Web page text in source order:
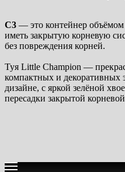
С3 — это контейнер объёмом
иметь закрытую корневую
без повреждения корней.
Туя Little Champion —
компактных и декоративных
дизайне, с яркой зелёной
пересадки закрытой